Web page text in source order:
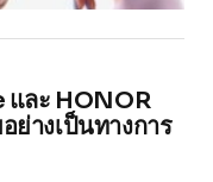
และ HONOR
ย่างเป็นทางการ